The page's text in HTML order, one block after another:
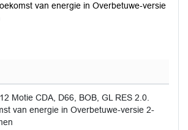
van energie in Overbetuwe-versie
Motie CDA, D66, BOB, GL RES 2.0.
van energie in Overbetuwe-versie 2-